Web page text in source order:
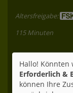
Altersfreigabe:
115 Minuten
Hallo!
Erforderlich &
können Ihre